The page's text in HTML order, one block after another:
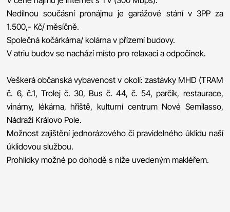
Nedílnou součásní pronájmu je garážové stání v 3PP za
1.500,- Kč/ měsíčně.
Společná kočárkárna/ kolárna v přízemí budovy.
V atriu budov se nachází místo pro relaxaci a odpočinek.
Veškerá občanská vybavenost v okolí: zastávky MHD (TRAM
č. 6, č.1, Trolej č. 30, Bus č. 44, č. 54, parčík, restaurace,
vinárny, lékárna, hřiště, kulturní centrum Nové Semilasso,
Nádraží Královo Pole.
Možnost zajištění jednorázového či pravidelného úklidu naší
úklidovou službou.
Prohlídky možné po dohodě s níže uvedeným makléřem.